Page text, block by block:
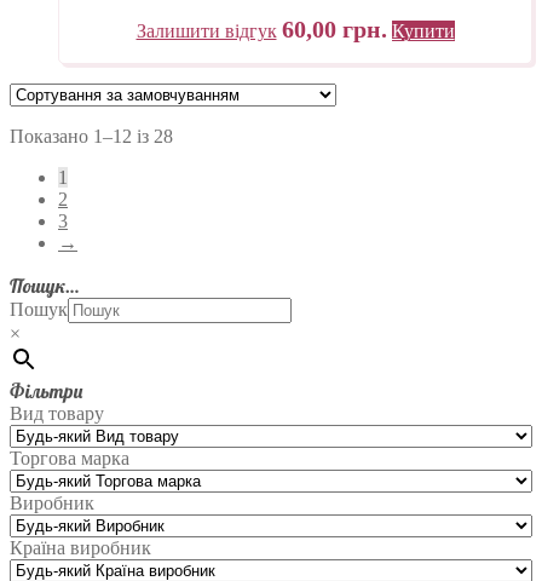
Залишити відгук 60,00 грн. Купити
Показано 1–12 із 28
1
2
3
→
Пошук…
Пошук
×
Фільтри
Вид товару
Торгова марка
Виробник
Країна виробник